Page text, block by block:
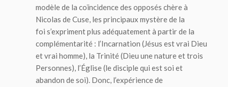
modèle de la coïncidence des opposés chère à
Nicolas de Cuse, les principaux mystère de la
foi s’expriment plus adéquatement à partir de la
complémentarité : l’Incarnation (Jésus est vrai Dieu
et vrai homme), la Trinité (Dieu une nature et trois
Personnes), l’Église (le disciple qui est soi et
abandon de soi). Donc, l’expérience de